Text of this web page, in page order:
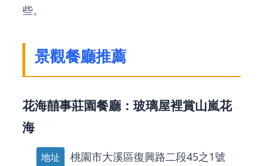
些。
景觀餐廳推薦
花海囍事莊園餐廳：玻璃屋裡賞山嵐花
海
地址 桃園市大溪區復興路二段45之1號